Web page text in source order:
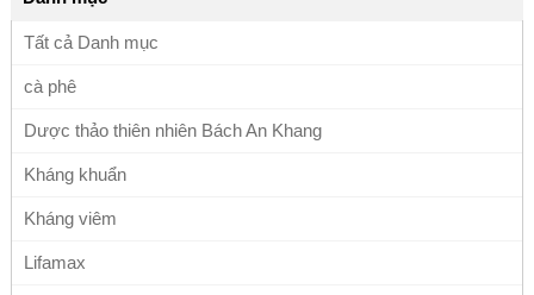
Tất cả Danh mục
cà phê
Dược thảo thiên nhiên Bách An Khang
Kháng khuẩn
Kháng viêm
Lifamax